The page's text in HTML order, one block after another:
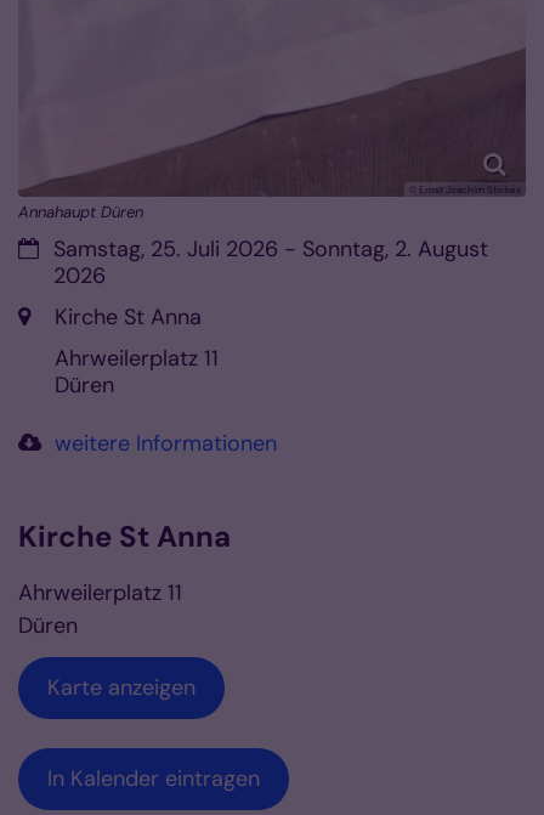
© Ernst Joachim Stinkes
Annahaupt Düren
Datum:Samstag, 25. Juli 2026 - Sonntag, 2. August
2026
Ort: Kirche St Anna
Ahrweilerplatz 11
Düren
weitere Informationen
Kirche St Anna
Ahrweilerplatz 11
Düren
Karte anzeigen
In Kalender eintragen